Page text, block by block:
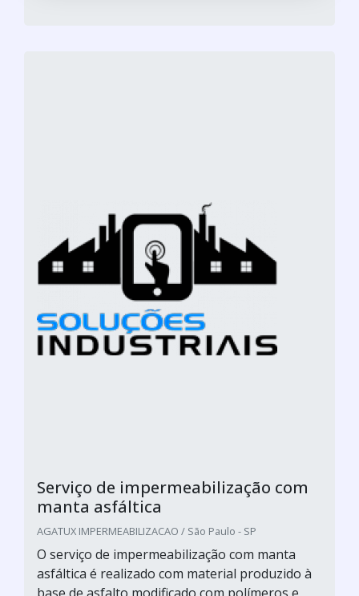
Serviço de impermeabilização com
manta asfáltica
AGATUX IMPERMEABILIZACAO / São Paulo - SP
O serviço de impermeabilização com manta
asfáltica é realizado com material produzido à
base de asfalto modificado com polímeros e